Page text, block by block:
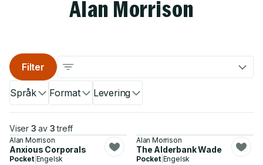
Alan Morrison
Språk Format Levering
Filter
Viser 3 av 3 treff
Alan Morrison
Anxious Corporals
Pocket| Engelsk
Alan Morrison
The Alderbank Wade
Pocket| Engelsk